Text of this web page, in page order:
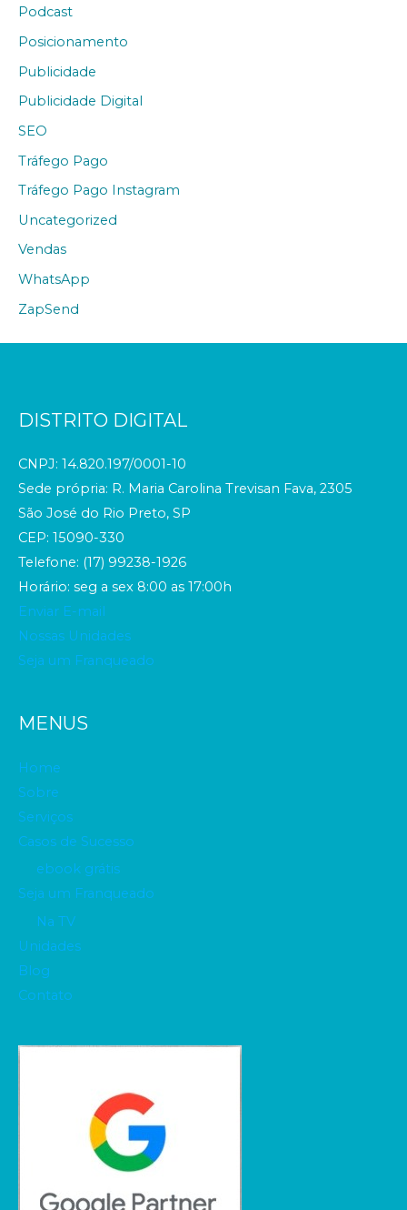
Podcast
Posicionamento
Publicidade
Publicidade Digital
SEO
Tráfego Pago
Tráfego Pago Instagram
Uncategorized
Vendas
WhatsApp
ZapSend
DISTRITO DIGITAL
CNPJ: 14.820.197/0001-10
Sede própria: R. Maria Carolina Trevisan Fava, 2305
São José do Rio Preto, SP
CEP: 15090-330
Telefone: (17) 99238-1926
Horário: seg a sex 8:00 as 17:00h
Enviar E-mail
Nossas Unidades
Seja um Franqueado
MENUS
Home
Sobre
Serviços
Casos de Sucesso
ebook grátis
Seja um Franqueado
Na TV
Unidades
Blog
Contato